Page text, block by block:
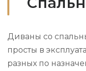
Диваны со
просты в
разных по